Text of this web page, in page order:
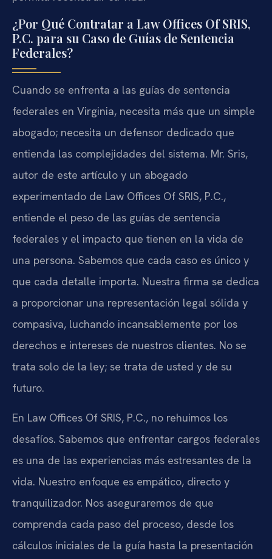
¿Por Qué Contratar a Law Offices Of SRIS,
P.C. para su Caso de Guías de Sentencia
Federales?
Cuando se enfrenta a las guías de sentencia
federales en Virginia, necesita más que un simple
abogado; necesita un defensor dedicado que
entienda las complejidades del sistema. Mr. Sris,
autor de este artículo y un abogado
experimentado de Law Offices Of SRIS, P.C.,
entiende el peso de las guías de sentencia
federales y el impacto que tienen en la vida de
una persona. Sabemos que cada caso es único y
que cada detalle importa. Nuestra firma se dedica
a proporcionar una representación legal sólida y
compasiva, luchando incansablemente por los
derechos e intereses de nuestros clientes. No se
trata solo de la ley; se trata de usted y de su
futuro.
En Law Offices Of SRIS, P.C., no rehuimos los
desafíos. Sabemos que enfrentar cargos federales
es una de las experiencias más estresantes de la
vida. Nuestro enfoque es empático, directo y
tranquilizador. Nos aseguraremos de que
comprenda cada paso del proceso, desde los
cálculos iniciales de la guía hasta la presentación